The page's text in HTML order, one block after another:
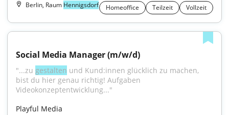
Berlin, Raum Hennigsdorf Homeoffice Teilzeit Vollzeit
Social Media Manager (m/w/d)
"...zu gestalten und Kund:innen glücklich zu machen,
bist du hier genau richtig! Aufgaben
Videokonzeptentwicklung..."
Playful Media